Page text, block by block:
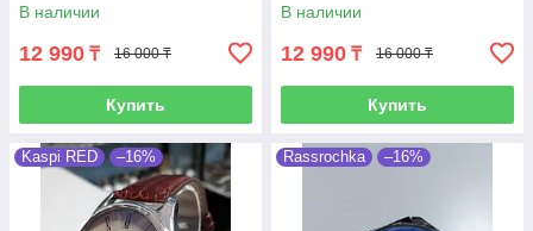
В наличии
12 990 ₸ 16 000 ₸
Купить
В наличии
12 990 ₸ 16 000 ₸
Купить
Kaspi RED –16% Rassrochka –16%